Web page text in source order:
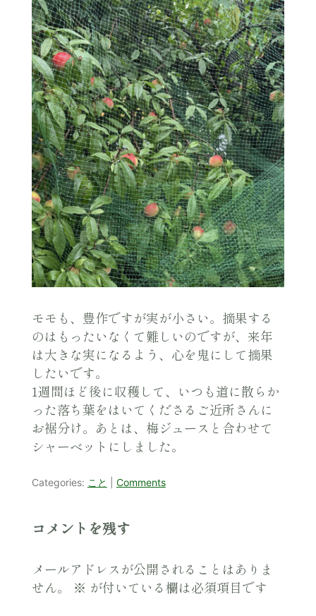
モモも、豊作ですが実が小さい。摘果する
のはもったいなくて難しいのですが、来年
は大きな実になるよう、心を鬼にして摘果
したいです。
1週間ほど後に収穫して、いつも道に散らか
った落ち葉をはいてくださるご近所さんに
お裾分け。あとは、梅ジュースと合わせて
シャーベットにしました。
Categories: こと Comments
コメントを残す
メールアドレスが公開されることはありま
せん。
※ が付いている欄は必須項目です